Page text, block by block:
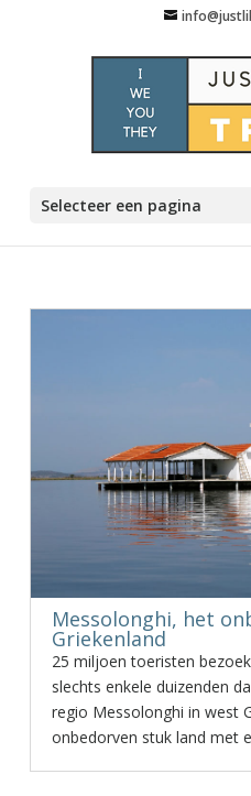
Selecteer een pagina
Messolonghi, het
Griekenland
25 miljoen toeristen
slechts enkele duizenden
regio Messolonghi in west
onbedorven stuk land met